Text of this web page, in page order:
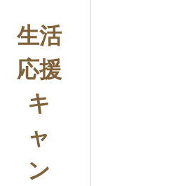
生活
応援
キ
ャ
ン